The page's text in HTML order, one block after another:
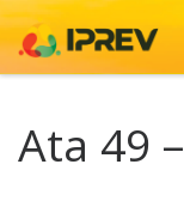
Skip to content
Ata 49